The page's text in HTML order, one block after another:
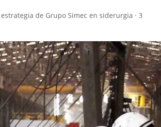
de Grupo Simec en siderurgia · 3